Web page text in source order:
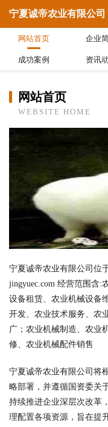
宁夏诚帝农业有限公司
网站首页 企业
成功案例 资讯
网站首页
WEBSITE HOME
宁夏诚帝农业有限公司位
jingyuec.com 经营范围含:
设备租赁、农业机械设备
开发、农业技术服务、农
广；农业机械制造、农业
修、农业机械配件销售
宁夏诚帝农业有限公司将
略部署，并遵循国资委关
持续推进企业深层次改革
理配置各项资源，旨在提